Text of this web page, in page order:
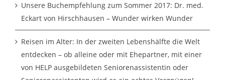
Unsere Buchempfehlung zum Sommer 2017: Dr. med.
Eckart von Hirschhausen – Wunder wirken Wunder
Reisen im Alter: In der zweiten Lebenshälfte die Welt
entdecken – ob alleine oder mit Ehepartner, mit einer
von HELP ausgebildeten Seniorenassistentin oder